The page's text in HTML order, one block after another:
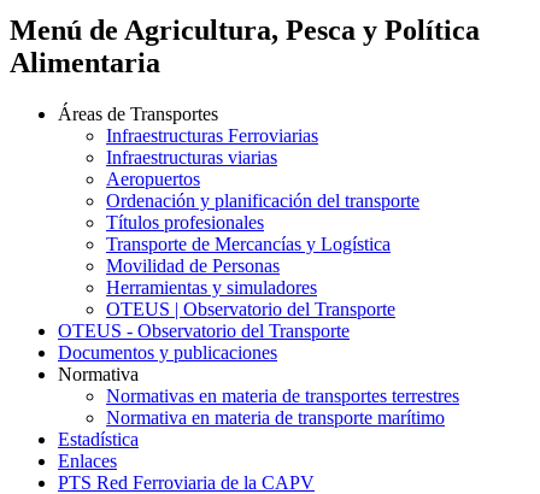
Menú de Agricultura, Pesca y Política
Alimentaria
Áreas de Transportes
Infraestructuras Ferroviarias
Infraestructuras viarias
Aeropuertos
Ordenación y planificación del transporte
Títulos profesionales
Transporte de Mercancías y Logística
Movilidad de Personas
Herramientas y simuladores
OTEUS | Observatorio del Transporte
OTEUS - Observatorio del Transporte
Documentos y publicaciones
Normativa
Normativas en materia de transportes terrestres
Normativa en materia de transporte marítimo
Estadística
Enlaces
PTS Red Ferroviaria de la CAPV